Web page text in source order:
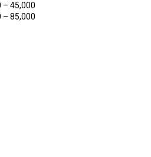
– 45,000
– 85,000